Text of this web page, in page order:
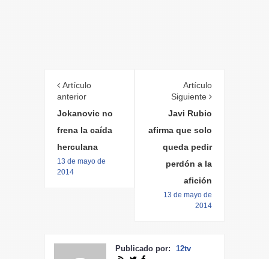
Artículo
anterior
Jokanovic no
frena la caída
herculana
13 de mayo de
2014
Artículo
Siguiente
Javi Rubio
afirma que solo
queda pedir
perdón a la
afición
13 de mayo de
2014
Publicado por: 12tv